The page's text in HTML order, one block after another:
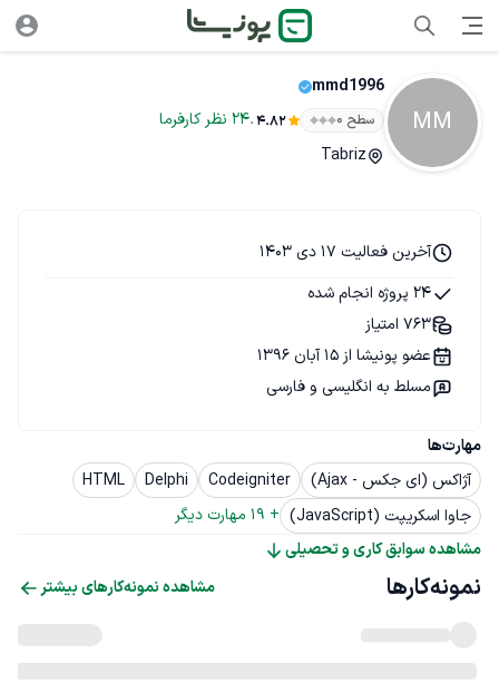
MM
mmd1996
سطح ۰ 4.82
.
24 نظر کارفرما
Tabriz
مهارت‌ها
آژاکس (ای جکس - Ajax)
Codeigniter
Delphi
HTML
جاوا اسکریپت (JavaScript)
+
19 مهارت دیگر
مشاهده سوابق کاری و تحصیلی
آخرین فعالیت 17 دی 1403
24 پروژه انجام شده
763 امتیاز
عضو پونیشا از 15 آبان 1396
مسلط به انگلیسی و فارسی
نمونه‌کارها مشاهده نمونه‌کارهای بیشتر